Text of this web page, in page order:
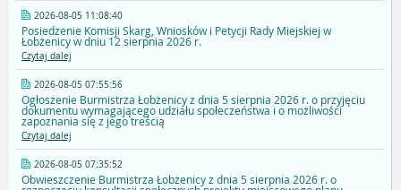
2026-08-05 11:08:40
Posiedzenie Komisji Skarg, Wniosków i Petycji Rady Miejskiej w
Łobżenicy w dniu 12 sierpnia 2026 r.
Czytaj dalej
2026-08-05 07:55:56
Ogłoszenie Burmistrza Łobżenicy z dnia 5 sierpnia 2026 r. o przyjęciu
dokumentu wymagającego udziału społeczeństwa i o możliwości
zapoznania się z jego treścią
Czytaj dalej
2026-08-05 07:35:52
Obwieszczenie Burmistrza Łobżenicy z dnia 5 sierpnia 2026 r. o